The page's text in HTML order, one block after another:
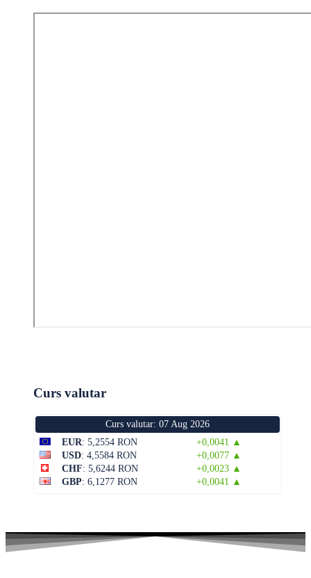
Curs valutar
Curs valutar: 07 Aug 2026
EUR: 5,2554 RON
+0,0041 ▲
USD: 4,5584 RON
+0,0077 ▲
CHF: 5,6244 RON
+0,0023 ▲
GBP: 6,1277 RON +0,0041 ▲